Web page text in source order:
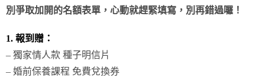
別爭取加開的名額表單，心動就趕緊填寫，別再錯過囉！
1. 報到贈：
– 獨家情人款 種子明信片
– 婚前保養課程 免費兌換券